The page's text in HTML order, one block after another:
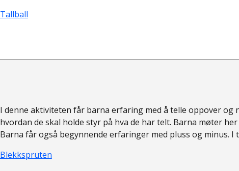
Tallball
I denne aktiviteten får barna erfaring med å telle oppover og
hvordan de skal holde styr på hva de har telt. Barna møter
Barna får også begynnende erfaringer med pluss og minus. I
Blekkspruten